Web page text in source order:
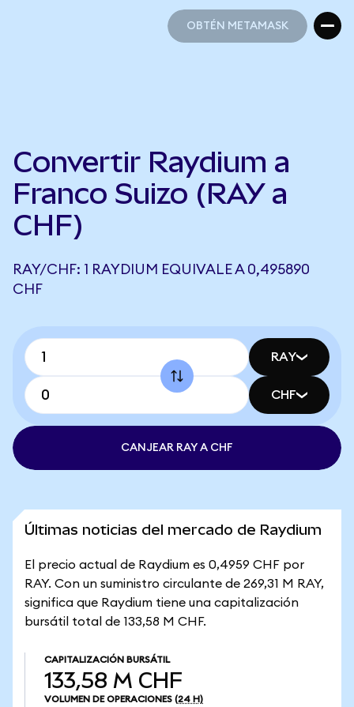
OBTÉN METAMASK
Convertir Raydium a
Franco Suizo (RAY a
CHF)
RAY/CHF: 1 RAYDIUM EQUIVALE A 0,495890
CHF
RAY
CHF
CANJEAR RAY A CHF
Últimas noticias del mercado de Raydium
El precio actual de Raydium es 0,4959 CHF por
RAY. Con un suministro circulante de 269,31 M RAY,
significa que Raydium tiene una capitalización
bursátil total de 133,58 M CHF.
CAPITALIZACIÓN BURSÁTIL
133,58 M CHF
VOLUMEN DE OPERACIONES (24 H)